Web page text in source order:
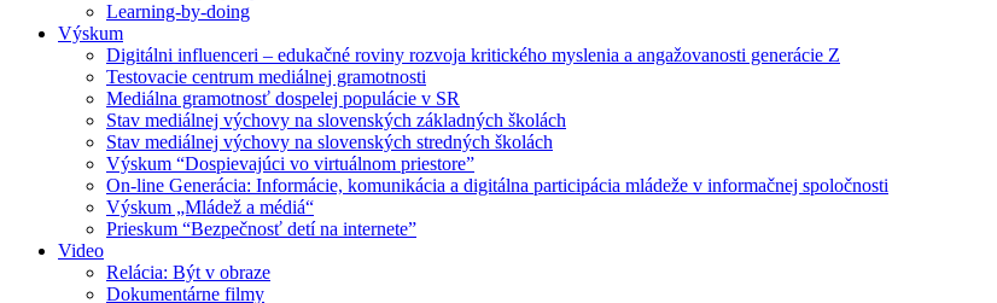
Learning-by-doing
Výskum
Digitálni influenceri – edukačné roviny rozvoja kritického myslenia a angažovanosti generácie Z
Testovacie centrum mediálnej gramotnosti
Mediálna gramotnosť dospelej populácie v SR
Stav mediálnej výchovy na slovenských základných školách
Stav mediálnej výchovy na slovenských stredných školách
Výskum “Dospievajúci vo virtuálnom priestore”
On-line Generácia: Informácie, komunikácia a digitálna participácia mládeže v informačnej spoločnosti
Výskum „Mládež a médiá“
Prieskum “Bezpečnosť detí na internete”
Video
Relácia: Být v obraze
Dokumentárne filmy